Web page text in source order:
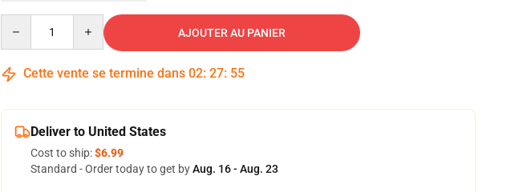
AJOUTER AU PANIER
Cette vente se termine dans 02: 27: 54
Deliver to United States
Cost to ship:$6.99
Standard - Order today to get byAug. 16 - Aug. 23